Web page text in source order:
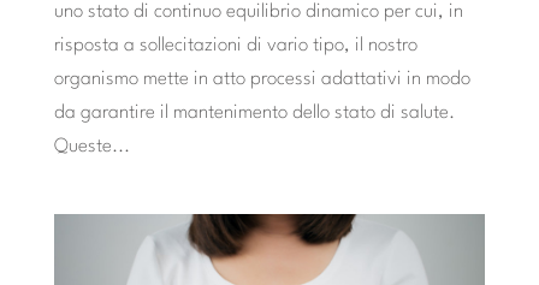
uno stato di continuo equilibrio dinamico per cui, in
risposta a sollecitazioni di vario tipo, il nostro
organismo mette in atto processi adattativi in modo
da garantire il mantenimento dello stato di salute.
Queste...